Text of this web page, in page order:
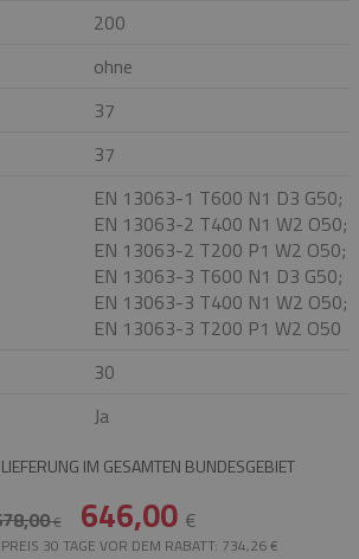
200
ohne
37
37
EN 13063-1 T600 N1 D3 G50;
EN 13063-2 T400 N1 W2 O50;
EN 13063-2 T200 P1 W2 O50;
EN 13063-3 T600 N1 D3 G50;
EN 13063-3 T400 N1 W2 O50;
EN 13063-3 T200 P1 W2 O50
30
Ja
LIEFERUNG IM GESAMTEN BUNDESGEBIET
€ 646,00 €
30 TAGE VOR DEM RABATT: 734,26 €